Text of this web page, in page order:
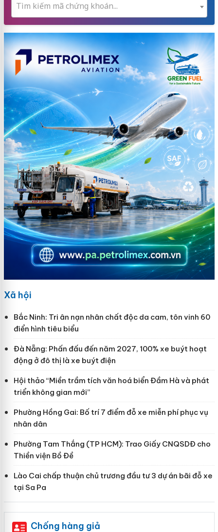
Tìm kiếm mã chứng khoán...
Xã hội
Bắc Ninh: Tri ân nạn nhân chất độc da cam, tôn vinh 60
điển hình tiêu biểu
Đà Nẵng: Phấn đấu đến năm 2027, 100% xe buýt hoạt
động ở đô thị là xe buýt điện
Hội thảo “Miền trầm tích văn hoá biển Đầm Hà và phát
triển không gian mới”
Phường Hồng Gai: Bố trí 7 điểm đỗ xe miễn phí phục vụ
nhân dân
Phường Tam Thắng (TP HCM): Trao Giấy CNQSDĐ cho
Thiền viện Bồ Đề
Lào Cai chấp thuận chủ trương đầu tư 3 dự án bãi đỗ xe
tại Sa Pa
Chống hàng giả